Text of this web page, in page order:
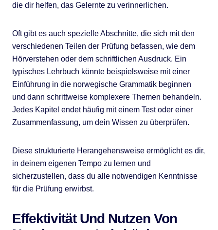
die dir helfen, das Gelernte zu verinnerlichen.
Oft gibt es auch spezielle Abschnitte, die sich mit den
verschiedenen Teilen der Prüfung befassen, wie dem
Hörverstehen oder dem schriftlichen Ausdruck. Ein
typisches Lehrbuch könnte beispielsweise mit einer
Einführung in die norwegische Grammatik beginnen
und dann schrittweise komplexere Themen behandeln.
Jedes Kapitel endet häufig mit einem Test oder einer
Zusammenfassung, um dein Wissen zu überprüfen.
Diese strukturierte Herangehensweise ermöglicht es dir,
in deinem eigenen Tempo zu lernen und
sicherzustellen, dass du alle notwendigen Kenntnisse
für die Prüfung erwirbst.
Effektivität Und Nutzen Von